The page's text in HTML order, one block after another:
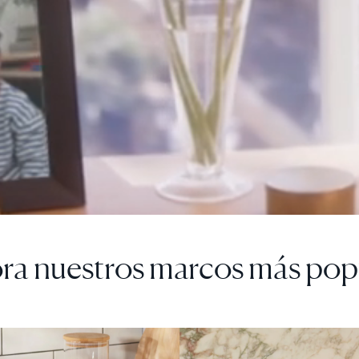
nuestros marcos más
VENTA
$0 DE DESCUENTO